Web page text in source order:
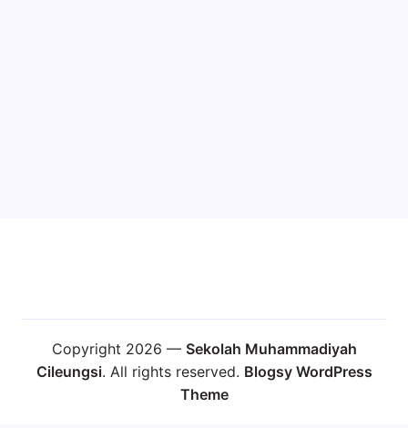
Copyright 2026 — Sekolah Muhammadiyah
Cileungsi. All rights reserved. Blogsy WordPress
Theme